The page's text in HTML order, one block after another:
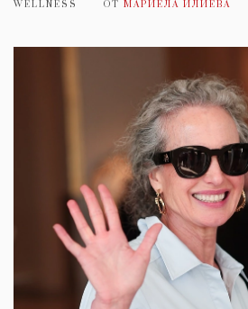
WELLNESS ОТ МАРИЕЛА ИЛИЕВА